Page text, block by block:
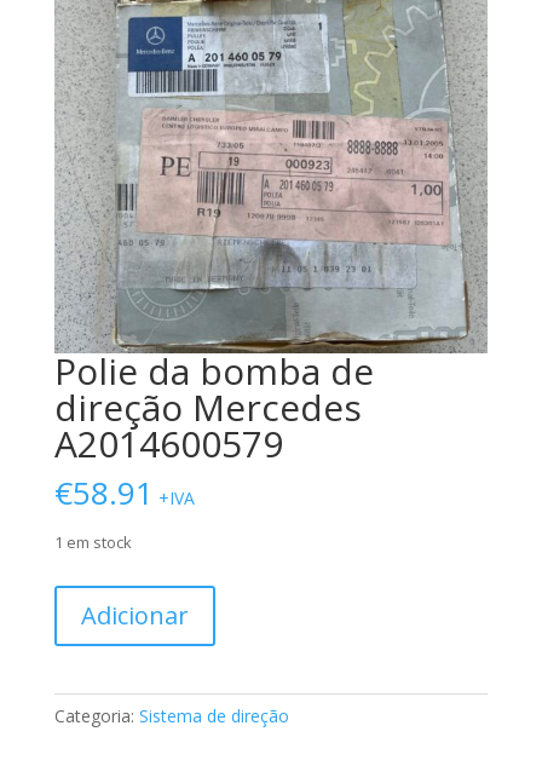
Polie da bomba de
direção Mercedes
A2014600579
€58.91 +IVA
1 em stock
Polie
bomba
Adicionar
Categoria: Sistema de direção